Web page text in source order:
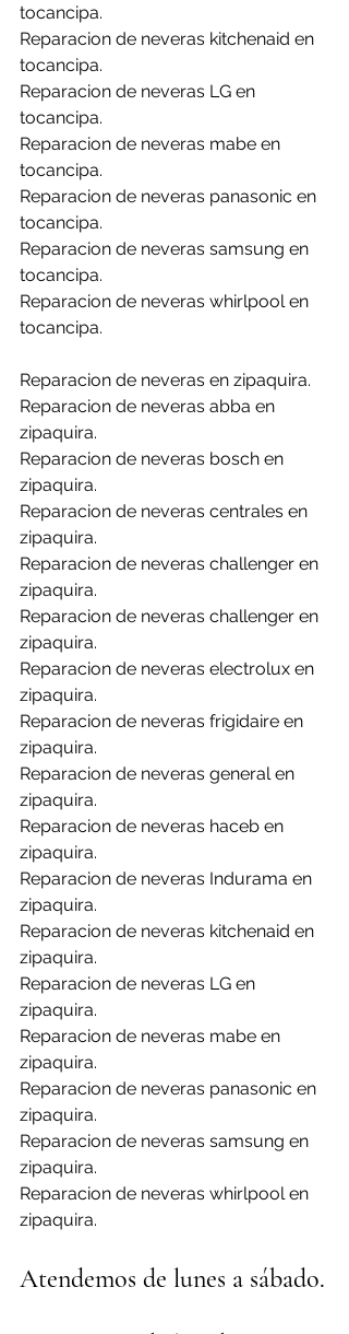
tocancipa.
Reparacion de neveras kitchenaid en
tocancipa.
Reparacion de neveras LG en
tocancipa.
Reparacion de neveras mabe en
tocancipa.
Reparacion de neveras panasonic en
tocancipa.
Reparacion de neveras samsung en
tocancipa.
Reparacion de neveras whirlpool en
tocancipa.
Reparacion de neveras en zipaquira.
Reparacion de neveras abba en
zipaquira.
Reparacion de neveras bosch en
zipaquira.
Reparacion de neveras centrales en
zipaquira.
Reparacion de neveras challenger en
zipaquira.
Reparacion de neveras challenger en
zipaquira.
Reparacion de neveras electrolux en
zipaquira.
Reparacion de neveras frigidaire en
zipaquira.
Reparacion de neveras general en
zipaquira.
Reparacion de neveras haceb en
zipaquira.
Reparacion de neveras Indurama en
zipaquira.
Reparacion de neveras kitchenaid en
zipaquira.
Reparacion de neveras LG en
zipaquira.
Reparacion de neveras mabe en
zipaquira.
Reparacion de neveras panasonic en
zipaquira.
Reparacion de neveras samsung en
zipaquira.
Reparacion de neveras whirlpool en
zipaquira.
Atendemos de lunes a sábado.